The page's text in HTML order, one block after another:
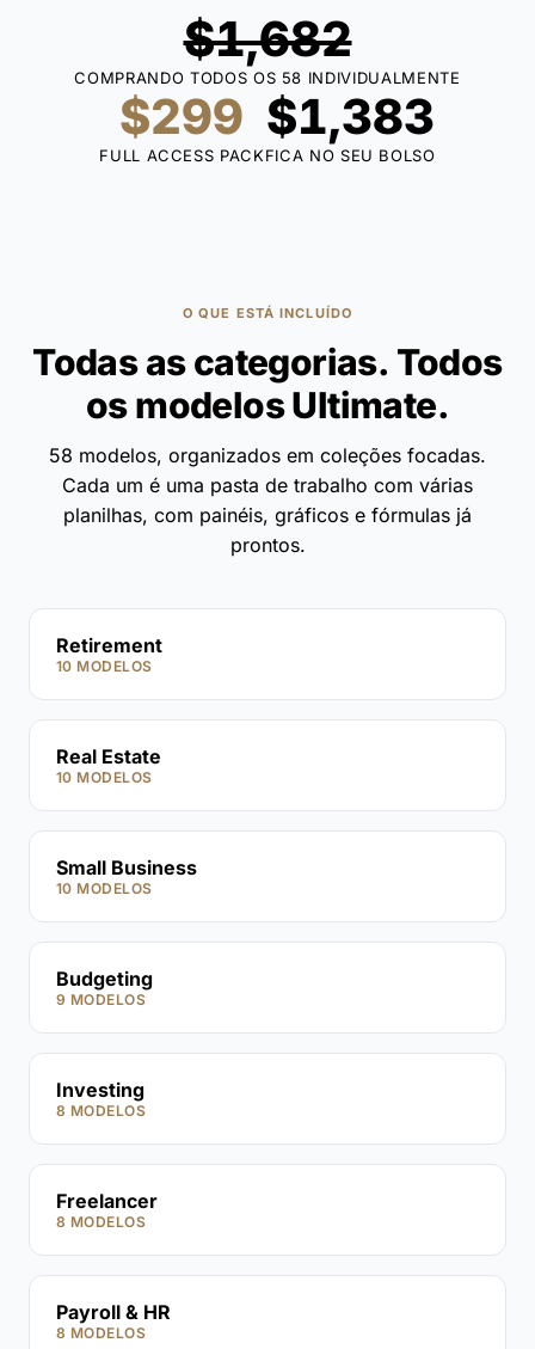
$1,682
COMPRANDO TODOS OS 58 INDIVIDUALMENTE
$299
FULL ACCESS PACK
$1,383
FICA NO SEU BOLSO
O QUE ESTÁ INCLUÍDO
Todas as categorias. Todos
os modelos Ultimate.
58 modelos, organizados em coleções focadas.
Cada um é uma pasta de trabalho com várias
planilhas, com painéis, gráficos e fórmulas já
prontos.
Retirement
10 MODELOS
Real Estate
10 MODELOS
Small Business
10 MODELOS
Budgeting
9 MODELOS
Investing
8 MODELOS
Freelancer
8 MODELOS
Payroll & HR
8 MODELOS